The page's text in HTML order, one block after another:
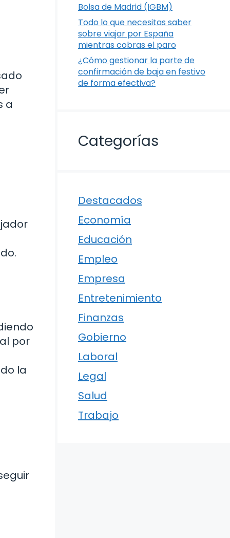
a
por
la
Bolsa de Madrid (IGBM)
Todo lo que necesitas saber
sobre viajar por España
mientras cobras el paro
¿Cómo gestionar la parte de
confirmación de baja en festivo
de forma efectiva?
Categorías
Destacados
Economía
Educación
Empleo
Empresa
Entretenimiento
Finanzas
Gobierno
Laboral
Legal
Salud
Trabajo